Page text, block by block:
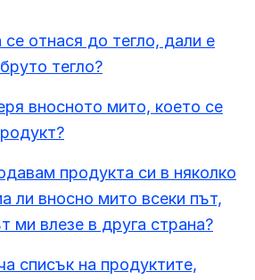
се отнася до тегло, дали е
тегло?
вносното мито, което се
продукта си в няколко
ли вносно мито всеки път,
ми влезе в друга страна?
списък на продуктите,